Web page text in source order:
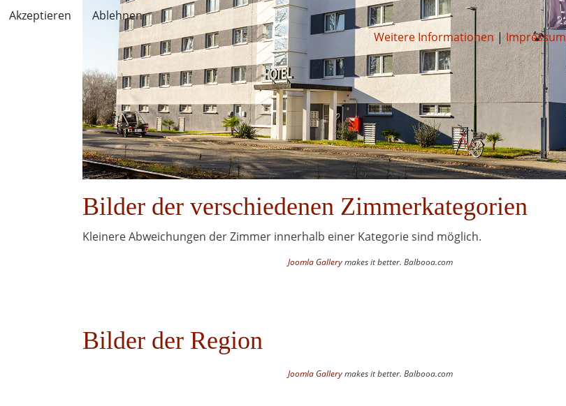
Bilder der verschiedenen Zimmerkategorien
Kleinere Abweichungen der Zimmer innerhalb einer Kategorie sind möglich.
Joomla Gallerymakes it better. Balbooa.com
Bilder der Region
Joomla Gallerymakes it better. Balbooa.com
Akzeptieren
Ablehnen
Weitere Informationen|Impressum